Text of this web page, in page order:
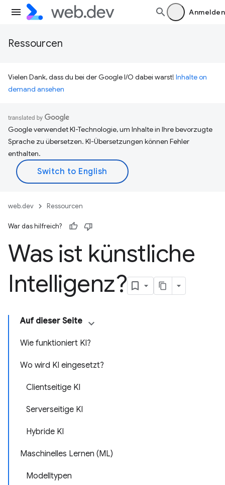
Anmelden
Ressourcen
Vielen Dank, dass du bei der Google I/O dabei warst! Inhalte on
demand ansehen
Google verwendet KI-Technologie, um Inhalte in Ihre bevorzugte
Sprache zu übersetzen. KI-Übersetzungen können Fehler
enthalten.
web.dev Ressourcen
War das hilfreich?
Was ist künstliche
Intelligenz?
Auf dieser Seite
Wie funktioniert KI?
Wo wird KI eingesetzt?
Clientseitige KI
Serverseitige KI
Hybride KI
Maschinelles Lernen (ML)
Modelltypen